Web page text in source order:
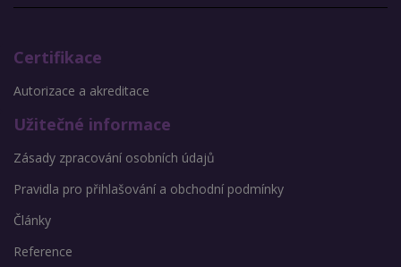
Certifikace
Autorizace a akreditace
Užitečné informace
Zásady zpracování osobních údajů
Pravidla pro přihlašování a obchodní podmínky
Články
Reference